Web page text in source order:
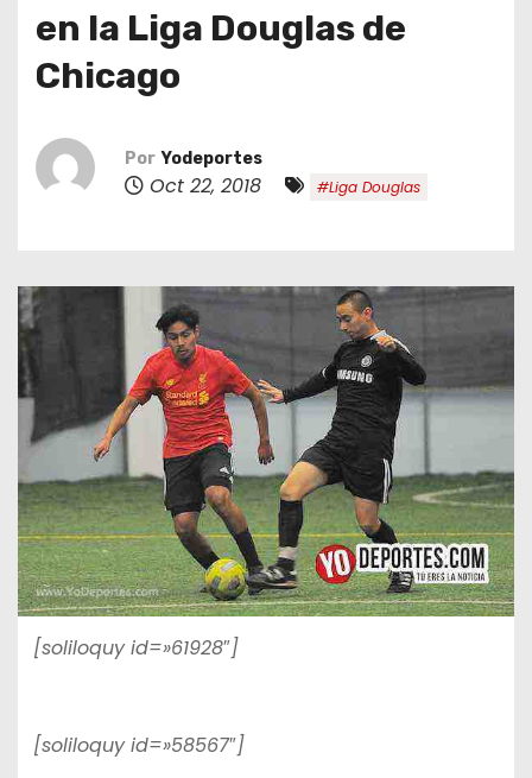
en la Liga Douglas de
Chicago
Por Yodeportes
Oct 22, 2018 #Liga Douglas
[soliloquy id=»61928″]
[soliloquy id=»58567″]